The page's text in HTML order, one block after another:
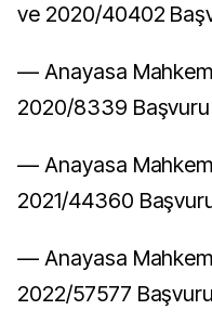
ve 2020/40402
–– Anayasa
2020/8339 Başvuru
–– Anayasa
2021/44360
–– Anayasa
2022/57577